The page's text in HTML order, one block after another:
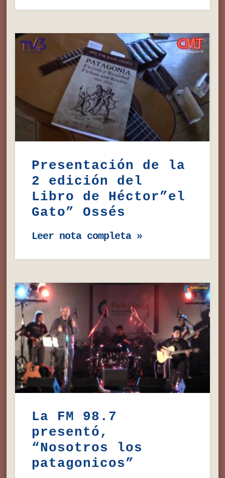
Presentación de la
2 edición del
Libro de Héctor”el
Gato” Ossés
Leer nota completa »
La FM 98.7
presentó,
“Nosotros los
patagonicos”